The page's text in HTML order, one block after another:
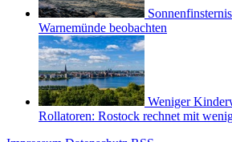
Warnemünde beobachten
Weniger
Rollatoren: Rostock rechnet mit